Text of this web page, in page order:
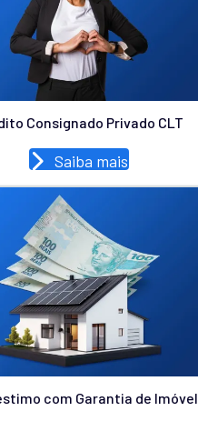
Consignado Privado CLT
Saiba mais
com Garantia de Imóvel